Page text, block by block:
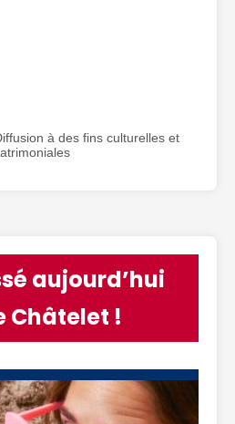
à des fins culturelles et
aujourd’hui
Châtelet !